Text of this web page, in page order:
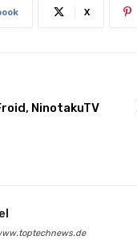
X
NinotakuTV